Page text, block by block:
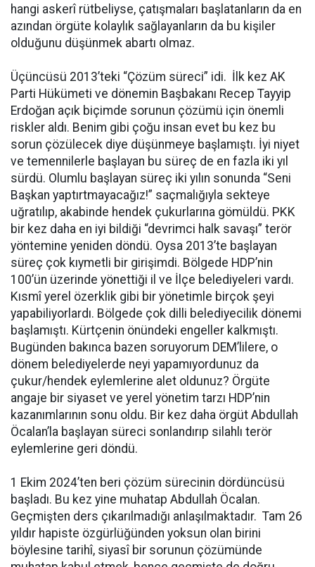
hangi askerî rütbeliyse, çatışmaları başlatanların da en
azından örgüte kolaylık sağlayanların da bu kişiler
olduğunu düşünmek abartı olmaz.
Üçüncüsü 2013’teki “Çözüm süreci” idi. İlk kez AK
Parti Hükümeti ve dönemin Başbakanı Recep Tayyip
Erdoğan açık biçimde sorunun çözümü için önemli
riskler aldı. Benim gibi çoğu insan evet bu kez bu
sorun çözülecek diye düşünmeye başlamıştı. İyi niyet
ve temennilerle başlayan bu süreç de en fazla iki yıl
sürdü. Olumlu başlayan süreç iki yılın sonunda “Seni
Başkan yaptırtmayacağız!” saçmalığıyla sekteye
uğratılıp, akabinde hendek çukurlarına gömüldü. PKK
bir kez daha en iyi bildiği “devrimci halk savaşı” terör
yöntemine yeniden döndü. Oysa 2013’te başlayan
süreç çok kıymetli bir girişimdi. Bölgede HDP’nin
100’ün üzerinde yönettiği il ve İlçe belediyeleri vardı.
Kısmî yerel özerklik gibi bir yönetimle birçok şeyi
yapabiliyorlardı. Bölgede çok dilli belediyecilik dönemi
başlamıştı. Kürtçenin önündeki engeller kalkmıştı.
Bugünden bakınca bazen soruyorum DEM’lilere, o
dönem belediyelerde neyi yapamıyordunuz da
çukur/hendek eylemlerine alet oldunuz? Örgüte
angaje bir siyaset ve yerel yönetim tarzı HDP’nin
kazanımlarının sonu oldu. Bir kez daha örgüt Abdullah
Öcalan’la başlayan süreci sonlandırıp silahlı terör
eylemlerine geri döndü.
1 Ekim 2024’ten beri çözüm sürecinin dördüncüsü
başladı. Bu kez yine muhatap Abdullah Öcalan.
Geçmişten ders çıkarılmadığı anlaşılmaktadır. Tam 26
yıldır hapiste özgürlüğünden yoksun olan birini
böylesine tarihî, siyasî bir sorunun çözümünde